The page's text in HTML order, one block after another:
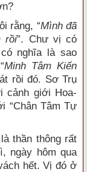
rằng, “Mình đã
rồi”. Chư vị có
nghĩa là sao
Minh Tâm Kiến
rồi đó. Sơ Trụ
cảnh giới Hoa-
“Chân Tâm Tự
thần thông rất
ngày hôm qua
hết. Vị đó ở